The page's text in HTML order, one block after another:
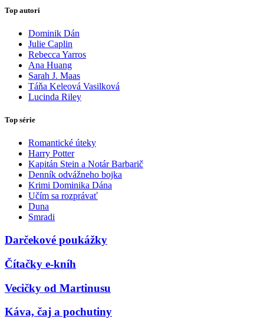
Top autori
Dominik Dán
Julie Caplin
Rebecca Yarros
Ana Huang
Sarah J. Maas
Táňa Keleová Vasilková
Lucinda Riley
Top série
Romantické úteky
Harry Potter
Kapitán Stein a Notár Barbarič
Denník odvážneho bojka
Krimi Dominika Dána
Učím sa rozprávať
Duna
Smradi
Darčekové poukážky
Čítačky e-kníh
Vecičky od Martinusu
Káva, čaj a pochutiny